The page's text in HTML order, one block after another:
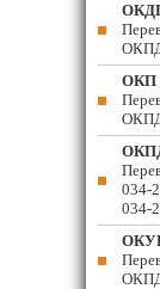
ОКП
034-
034-